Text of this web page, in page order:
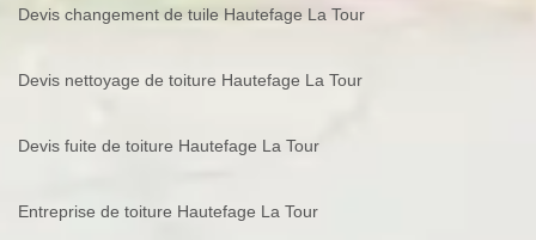
Devis changement de tuile Hautefage La Tour
Devis nettoyage de toiture Hautefage La Tour
Devis fuite de toiture Hautefage La Tour
Entreprise de toiture Hautefage La Tour